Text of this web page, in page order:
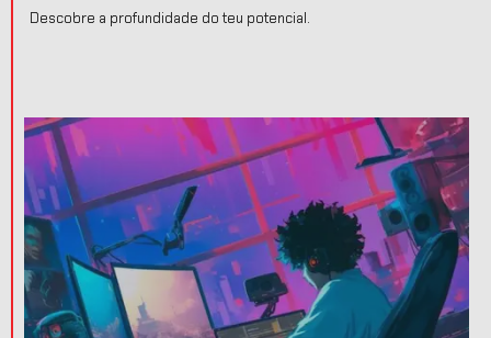
Descobre a profundidade do teu potencial.